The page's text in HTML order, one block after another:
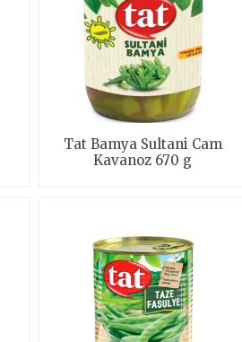
Tat Bamya Sultani Cam
Kavanoz 670 g